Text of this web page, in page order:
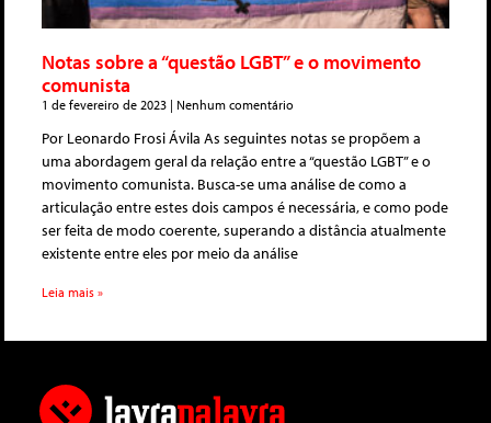
Notas sobre a “questão LGBT” e o movimento
comunista
1 de fevereiro de 2023 Nenhum comentário
Por Leonardo Frosi Ávila As seguintes notas se propõem a
uma abordagem geral da relação entre a “questão LGBT” e o
movimento comunista. Busca-se uma análise de como a
articulação entre estes dois campos é necessária, e como pode
ser feita de modo coerente, superando a distância atualmente
existente entre eles por meio da análise
Leia mais »